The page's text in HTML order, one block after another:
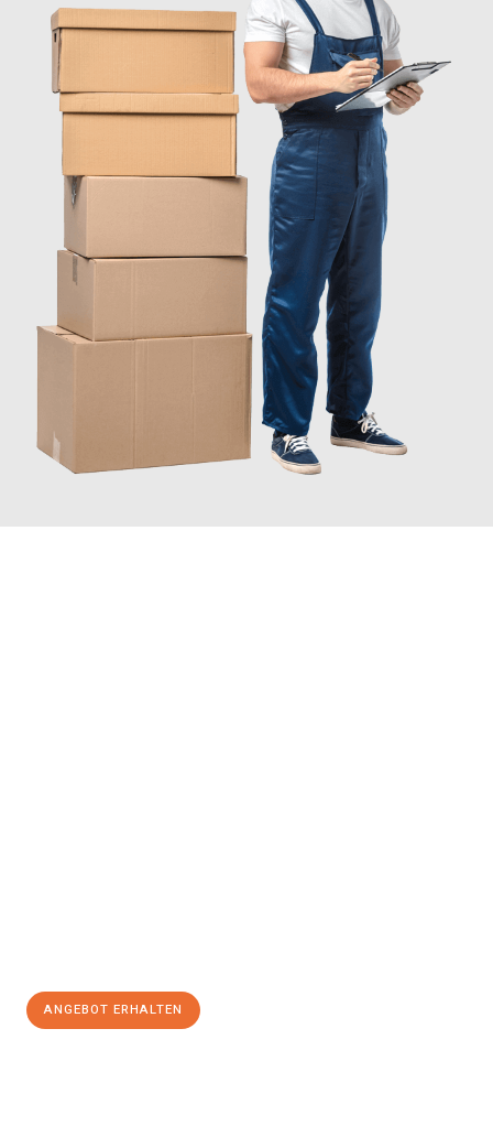
ANGEBOT ERHALTEN